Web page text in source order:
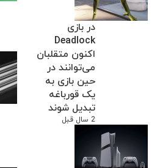
در بازی
Deadlock
اکنون متقلبان
می‌توانند در
حین بازی به
یک قورباغه
تبدیل شوند
2 سال قبل